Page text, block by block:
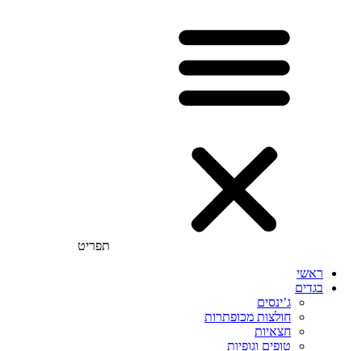
תפריט
ראשי
בגדים
ג’ינסים
חולצות מכופתרות
חצאיות
טופים וגופיות